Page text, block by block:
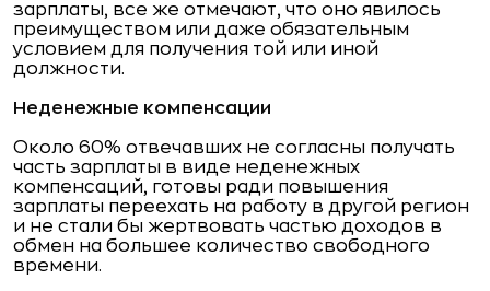
зарплаты, все же отмечают, что оно явилось
преимуществом или даже обязательным
условием для получения той или иной
должности.
Неденежные компенсации
Около 60% отвечавших не согласны получать
часть зарплаты в виде неденежных
компенсаций, готовы ради повышения
зарплаты переехать на работу в другой регион
и не стали бы жертвовать частью доходов в
обмен на большее количество свободного
времени.